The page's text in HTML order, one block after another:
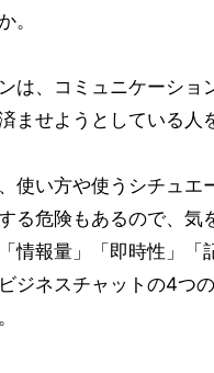
。
は、コミュニケーショ
ませようとしている人
使い方や使うシチュ
る危険もあるので、
情報量」「即時性」
ジネスチャットの4つ